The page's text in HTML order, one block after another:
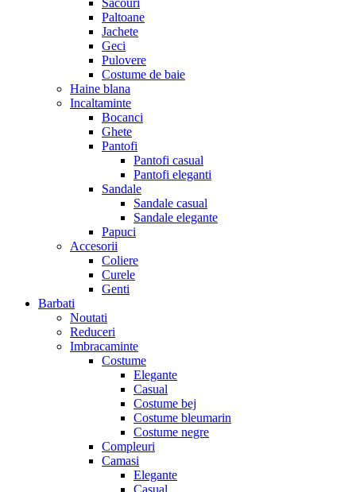
Sacouri
Paltoane
Jachete
Geci
Pulovere
Costume de baie
Haine blana
Incaltaminte
Bocanci
Ghete
Pantofi
Pantofi casual
Pantofi eleganti
Sandale
Sandale casual
Sandale elegante
Papuci
Accesorii
Coliere
Curele
Genti
Barbati
Noutati
Reduceri
Imbracaminte
Costume
Elegante
Casual
Costume bej
Costume bleumarin
Costume negre
Compleuri
Camasi
Elegante
Casual